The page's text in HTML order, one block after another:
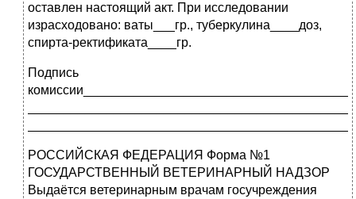
оставлен настоящий акт. При исследовании
израсходовано: ваты___гр., туберкулина____доз,
спирта-ректификата____гр.
Подпись
РОССИЙСКАЯ ФЕДЕРАЦИЯ Форма №1
ГОСУДАРСТВЕННЫЙ ВЕТЕРИНАРНЫЙ НАДЗОР
Выдаётся ветеринарным врачам госучреждения